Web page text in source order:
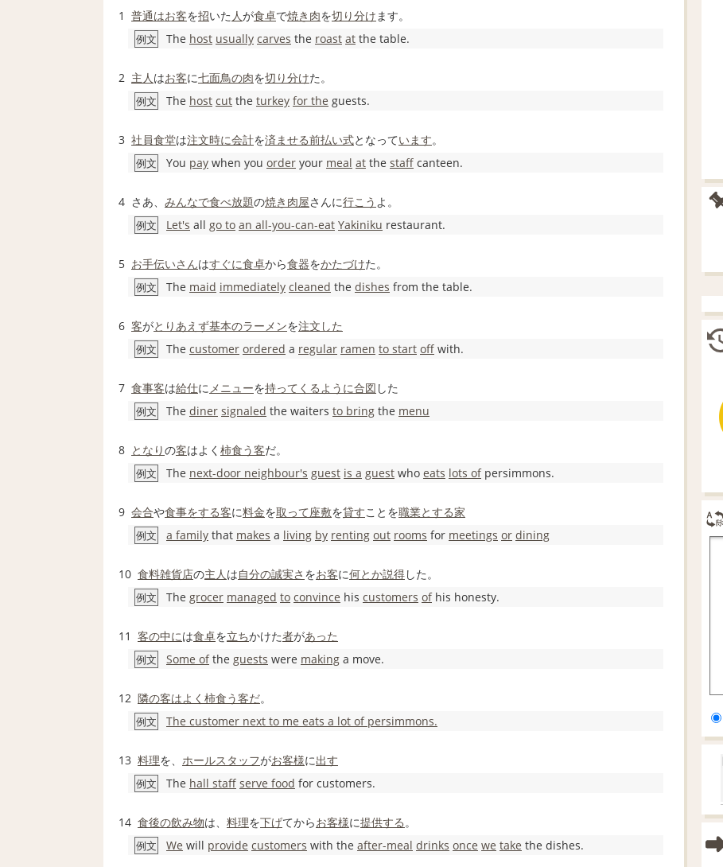
1 普通はお客を招いた 人が食卓で焼き肉を切り分けます。
例文 The host usually carves the roast at the table.
2 主人はお客に七面鳥の肉を切り分けた。
例文 The host cut the turkey for the guests.
3 社員食堂は注文時に会計を済ませる前払い式となっています。
例文 You pay when you order your meal at the staff canteen.
4 さあ、 みんなで食べ放題の焼き肉屋さんに行こう よ。
例文 Let's all go to an all-you-can-eat Yakiniku restaurant.
5 お手伝いさんはすぐに食卓から食器をかたづけた。
例文 The maid immediately cleaned the dishes from the table.
6 客がとりあえず基本のラーメンを注文した
例文 The customer ordered a regular ramen to start off with.
7 食事客は給仕にメニューを持ってくるように合図 した
例文 The diner signaled the waiters to bring the menu
8 となりの客はよく 柿食う客だ。
例文 The next-door neighbour's guest is a guest who eats lots ofpersimmons.
9 会合や食事をする客に料金を取って座敷を貸すことを職業とする家
例文 a family that makes a living by renting out rooms for meetings or dining
10 食料雑貨店の主人は自分の誠実さ をお客に何とか説得した。
例文 The grocer managed to convince his customers ofhis honesty.
11 客の中には食卓を立ちかけた者があった
例文 Some ofthe guests were making a move.
12 隣の客はよく柿食う客だ。
例文 The customer next to me eats a lot of persimmons.
13 料理を、 ホールスタッフがお客様に出す
例文 The hall staff serve food for customers.
14 食後の飲み物は、 料理を下げてからお客様に提供する。
例文 We will provide customers with the after-meal drinks once we take the dishes.